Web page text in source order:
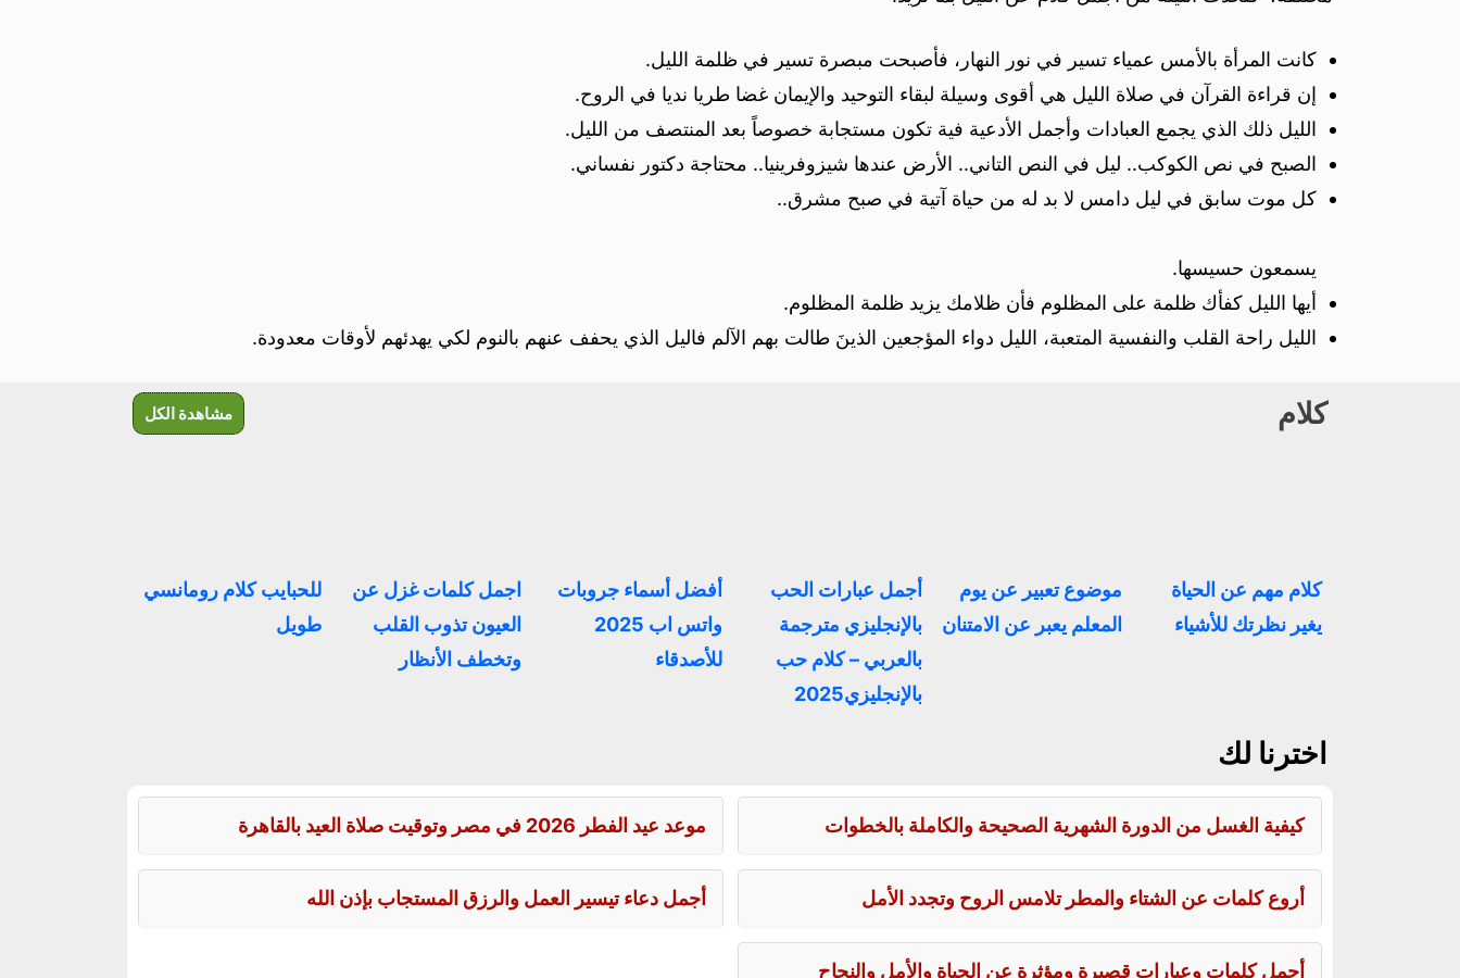
كانت المرأة بالأمس عمياء تسير في نور النهار، فأصبحت مبصرة تسير في ظلمة الليل.
إن قراءة القرآن في صلاة الليل هي أقوى وسيلة لبقاء التوحيد والإيمان غضا طريا نديا في الروح.
الليل ذلك الذي يجمع العبادات وأجمل الأدعية فية تكون مستجابة خصوصاً بعد المنتصف من الليل.
الصبح في نص الكوكب.. ليل في النص التاني.. الأرض عندها شيزوفرينيا.. محتاجة دكتور نفساني.
كل موت سابق في ليل دامس لا بد له من حياة آتية في صبح مشرق..
يسمعون حسيسها.
أيها الليل كفأك ظلمة على المظلوم فأن ظلامك يزيد ظلمة المظلوم.
الليل راحة القلب والنفسية المتعبة، الليل دواء المؤجعين الذينَ طالت بهم الآلم فاليل الذي يحفف عنهم بالنوم لكي يهدئهم لأوقات معدودة.
كلام مشاهدة الكل
كلام مهم عن الحياة
يغير نظرتك للأشياء
موضوع تعبير عن يوم
المعلم يعبر عن الامتنان
أجمل عبارات الحب
بالإنجليزي مترجمة
بالعربي – كلام حب
بالإنجليزي2025
أفضل أسماء جروبات
واتس اب 2025
للأصدقاء
اجمل كلمات غزل عن
العيون تذوب القلب
وتخطف الأنظار
للحبايب كلام رومانسي
طويل
اخترنا لك
كيفية الغسل من الدورة الشهرية الصحيحة والكاملة بالخطوات موعد عيد الفطر 2026 في مصر وتوقيت صلاة العيد بالقاهرة
أروع كلمات عن الشتاء والمطر تلامس الروح وتجدد الأمل أجمل دعاء تيسير العمل والرزق المستجاب بإذن الله
أجمل كلمات وعبارات قصيرة ومؤثرة عن الحياة والأمل والنجاح